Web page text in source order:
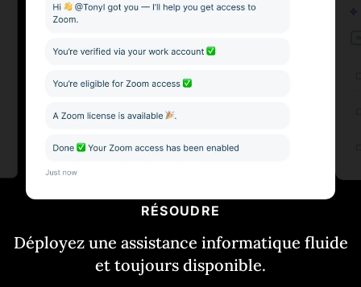
RÉSOUDRE
Déployez une assistance informatique fluide
et toujours disponible.